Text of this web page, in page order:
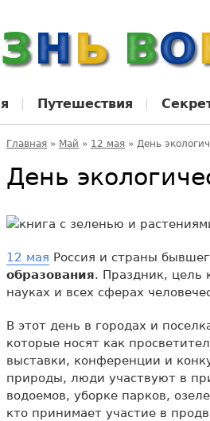
Путешествия
Главная » Май » 12 мая » День
День
12 мая Россия и страны
образования. Праздник, цель
науках и всех сферах
В этот день в городах и
которые носят как
выставки, конференции и
природы, люди участвуют в
водоемов, уборке парков,
кто принимает участие в